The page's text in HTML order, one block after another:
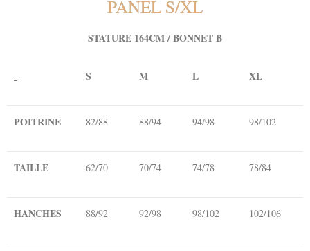
PANEL S/XL
STATURE 164CM / BONNET B
S M L XL
POITRINE 82/88 88/94 94/98 98/102
TAILLE 62/70 70/74 74/78 78/84
HANCHES 88/92 92/98 98/102 102/106